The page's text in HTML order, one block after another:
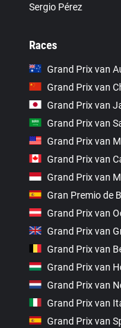
Sergio Pérez
Races
Grand Prix van
Grand Prix van
Grand Prix van
Grand Prix van
Grand Prix van
Grand Prix van
Grand Prix van
Gran Premio de
Grand Prix van
Grand Prix van
Grand Prix van
Grand Prix van
Grand Prix van
Grand Prix van
Grand Prix van